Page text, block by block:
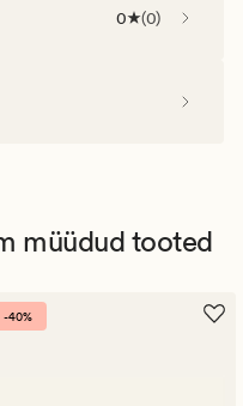
0 (0)
müüdud tooted
-40%